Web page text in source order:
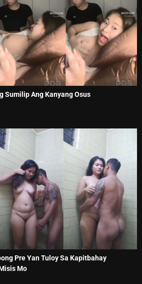
Sumilip Ang Kanyang Osus
Pre Yan Tuloy Sa Kapitbahay
Mo